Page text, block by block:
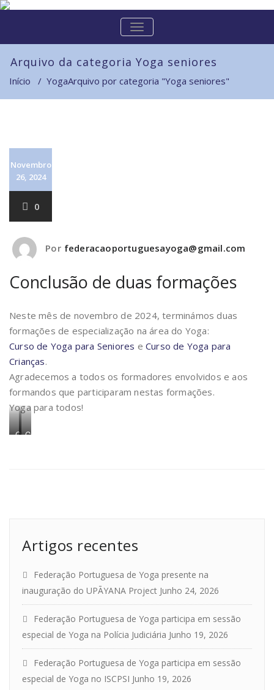
Skip
ALTERNAR
A
NAVEGAÇÃO
Arquivo da categoria Yoga seniores
Início / YogaArquivo por categoria "Yoga seniores"
Novembro
26, 2024
0
Por federacaoportuguesayoga@gmail.com
Conclusão de duas formações
Neste mês de novembro de 2024, terminámos duas
formações de especialização na área do Yoga:
Curso de Yoga para Seniores eCurso de Yoga para
Crianças.
Agradecemos a todos os formadores envolvidos e aos
formandos que participaram nestas formações.
Yoga para todos!
CursoCurso
Artigos recentes
Federação Portuguesa de Yoga presente na
inauguração do UPĀYANA Project Junho 24, 2026
Federação Portuguesa de Yoga participa em sessão
especial de Yoga na Polícia Judiciária Junho 19, 2026
Federação Portuguesa de Yoga participa em sessão
especial de Yoga no ISCPSI Junho 19, 2026